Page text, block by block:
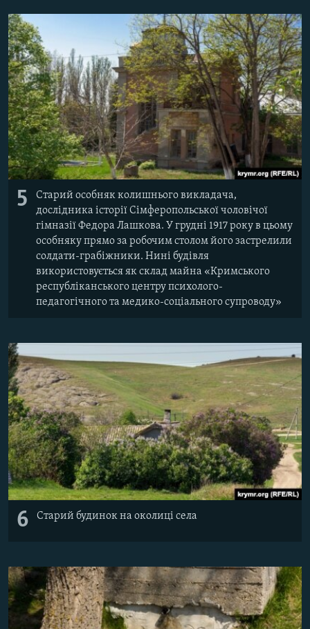
5
Старий особняк колишнього викладача,
дослідника історії Сімферопольської чоловічої
гімназії Федора Лашкова. У грудні 1917 року в цьому
особняку прямо за робочим столом його застрелили
солдати-грабіжники. Нині будівля
використовується як склад майна «Кримського
республіканського центру психолого-
педагогічного та медико-соціального супроводу»
6 Старий будинок на околиці села